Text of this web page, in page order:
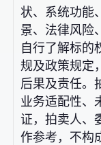
状、系统功能
景、法律风险
自行了解标的
规及政策规定
后果及责任。
业务适配性、
证，拍卖人、
作参考，不构